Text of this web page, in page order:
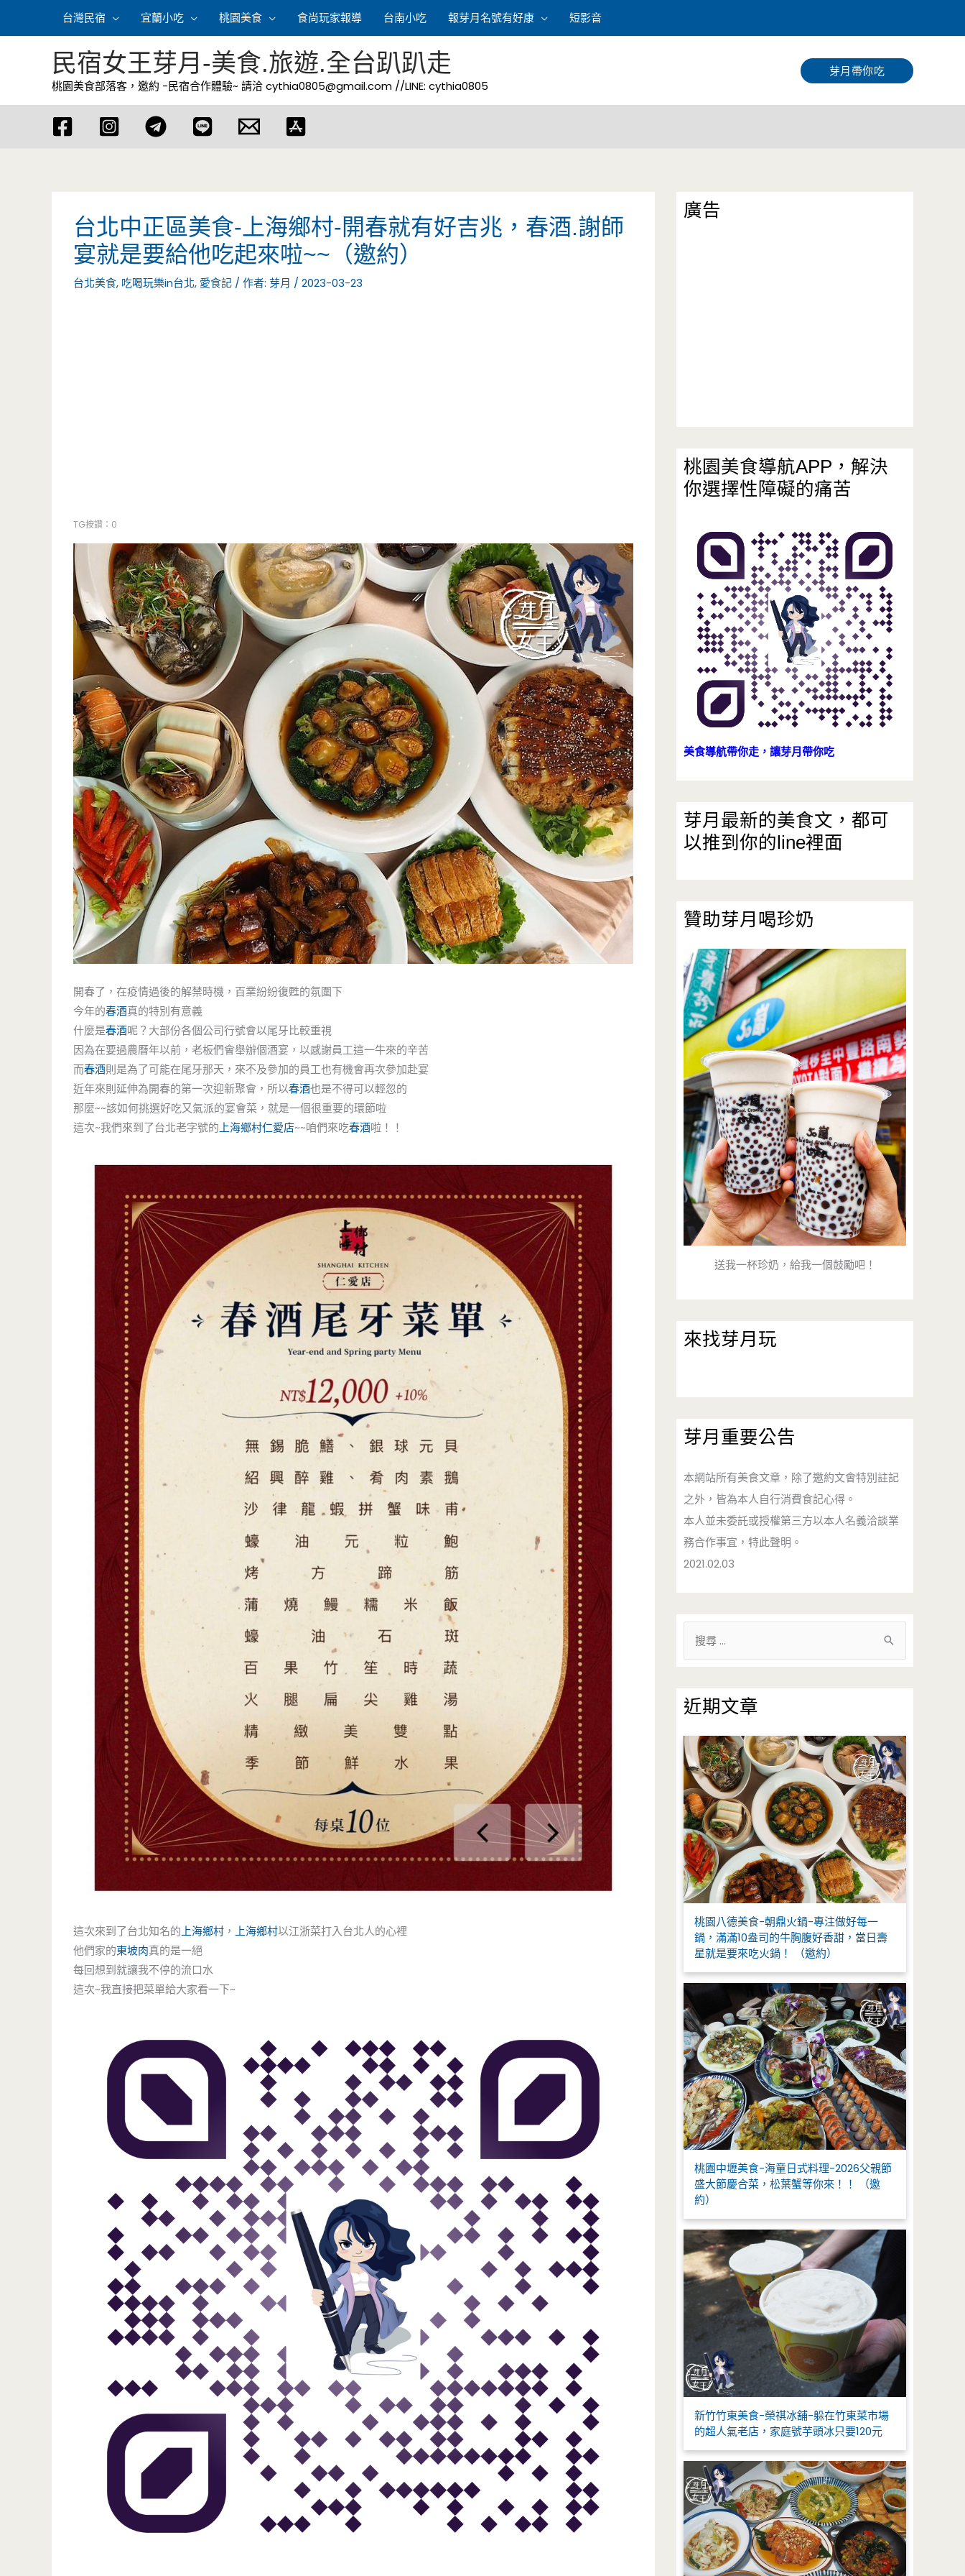
容
台灣民宿 宜蘭小吃 桃園美食 食尚玩家報導 台南小吃 報芽月名號有好康 短影音
尋
民宿女王芽月-美食.旅遊.全台趴趴走
桃園美食部落客，邀約 -民宿合作體驗~ 請洽cythia0805@gmail.com //LINE: cythia0805
芽月帶你吃
台北中正區美食-上海鄉村-開春就有好吉兆，春酒.謝師
宴就是要給他吃起來啦~~（邀約）
台北美食, 吃喝玩樂in台北, 愛食記 / 作者: 芽月 / 2023-03-23
TG按讚：0
開春了，在疫情過後的解禁時機，百業紛紛復甦的氛圍下
今年的春酒真的特別有意義
什麼是春酒呢？大部份各個公司行號會以尾牙比較重視
因為在要過農曆年以前，老板們會舉辦個酒宴，以感謝員工這一牛來的辛苦
而春酒則是為了可能在尾牙那天，來不及參加的員工也有機會再次參加赴宴
近年來則延伸為開春的第一次迎新聚會，所以春酒也是不得可以輕忽的
那麼~~該如何挑選好吃又氣派的宴會菜，就是一個很重要的環節啦
這次~我們來到了台北老字號的上海鄉村仁愛店~~咱們來吃春酒啦！！
這次來到了台北知名的上海鄉村 ， 上海鄉村以江浙菜打入台北人的心裡
他們家的東坡肉真的是一絕
每回想到就讓我不停的流口水
這次~我直接把菜單給大家看一下~
廣告
桃園美食導航APP，解決
你選擇性障礙的痛苦
美食導航帶你走，讓芽月帶你吃
芽月最新的美食文，都可
以推到你的line裡面
贊助芽月喝珍奶
送我一杯珍奶，給我一個鼓勵吧！
來找芽月玩
芽月重要公告
本網站所有美食文章，除了邀約文會特別註記
之外，皆為本人自行消費食記心得。
本人並未委託或授權第三方以本人名義洽談業
務合作事宜，特此聲明。
2021.02.03
鍵
字
:
近期文章
桃園八德美食-朝鼎火鍋-專注做好每一
鍋，滿滿10盎司的牛胸腹好香甜，當日壽
星就是要來吃火鍋！ （邀約）
桃園中壢美食-海童日式料理-2026父親節
盛大節慶合菜，松葉蟹等你來！！ （邀
約）
新竹竹東美食-榮祺冰舖-躲在竹東菜市場
的超人氣老店，家庭號芋頭冰只要120元